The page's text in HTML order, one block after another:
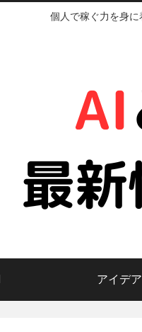
個人で稼ぐ力を身に
アイデア